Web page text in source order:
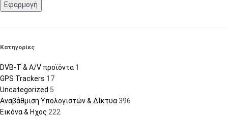
Εφαρμογή
Κατηγορίες
DVB-T & A/V προϊόντα 1
GPS Trackers 17
Uncategorized 5
Αναβάθμιση Υπολογιστών & Δίκτυα 396
Εικόνα & Ηχος 222